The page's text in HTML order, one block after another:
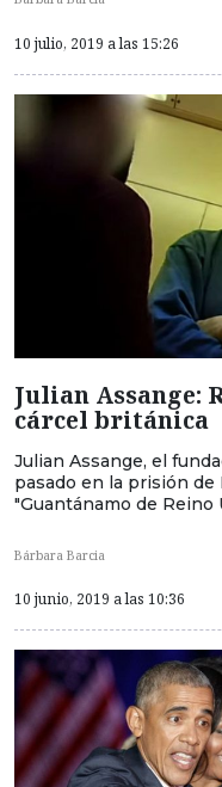
10 julio, 2019 a las 15:26
Julian Assange:
cárcel británica
Julian Assange, el
pasado en la prisión de
"Guantánamo de Reino
Bárbara Barcia
10 junio, 2019 a las 10:36